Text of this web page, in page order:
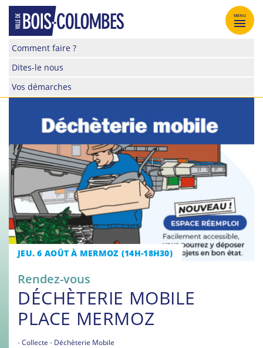
Skip
content
Site
de
la
Colombes
Comment faire ?
Dites-le nous
Vos démarches
MENU
JEU. 6 AOÛT À MERMOZ (14H-18H30)
Rendez-vous
DÉCHÈTERIE MOBILE
PLACE MERMOZ
-Collecte - Déchèterie Mobile